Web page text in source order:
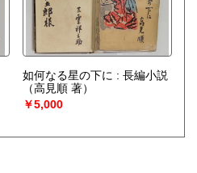
如何なる星の下に : 長編小説
（高見順 著）
￥5,000